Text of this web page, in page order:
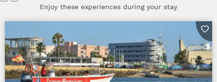
Enjoy these experiences during your stay